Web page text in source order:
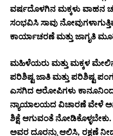
ವರ್ಷದೊಳಗಿನ ಮಕ್ಕಳು ವಾಹನ
ಸಂಭವಿಸಿ ಸಾವು
ಕಾರ್ಯಾಚರಣೆ ಮತ್ತು ಜಾಗೃತಿ
ಮಹಿಳೆಯರು ಮತ್ತು ಮಕ್ಕಳ
ಪರಿಶಿಷ್ಟ ಜಾತಿ ಮತ್ತು ಪರಿಶಿಷ್ಟ
ಎಸಗಿದ ಆರೋಪಿಗಳು ಕಾನೂನಿಂದ
ನ್ಯಾಯಾಲಯದ ವಿಚಾರಣೆ ವೇಳೆ
ಶಿಕ್ಷೆ ಆಗುವಂತೆ
ಅವರ ದೂರನ್ನು ಆಲಿಸಿ, ರಕ್ಷಣೆ